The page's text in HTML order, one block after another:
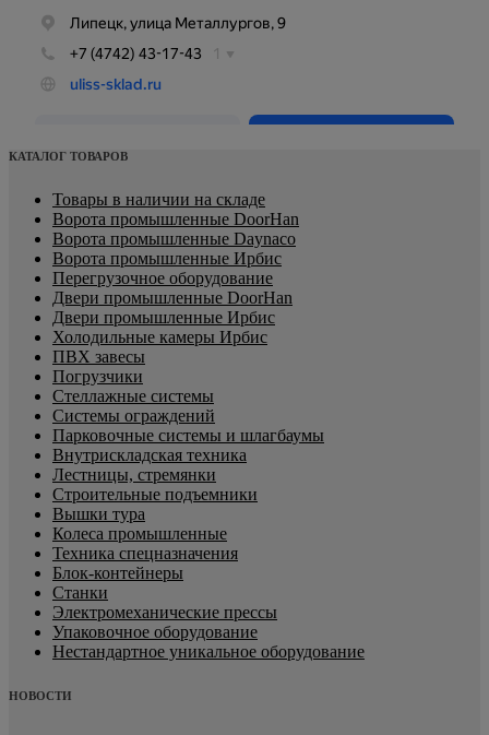
КАТАЛОГ ТОВАРОВ
Товары в наличии на складе
Ворота промышленные DoorHan
Ворота промышленные Daynaco
Ворота промышленные Ирбис
Перегрузочное оборудование
Двери промышленные DoorHan
Двери промышленные Ирбис
Холодильные камеры Ирбис
ПВХ завесы
Погрузчики
Стеллажные системы
Системы ограждений
Парковочные системы и шлагбаумы
Внутрискладская техника
Лестницы, стремянки
Строительные подъемники
Вышки тура
Колеса промышленные
Техника спецназначения
Блок-контейнеры
Станки
Электромеханические прессы
Упаковочное оборудование
Нестандартное уникальное оборудование
НОВОСТИ